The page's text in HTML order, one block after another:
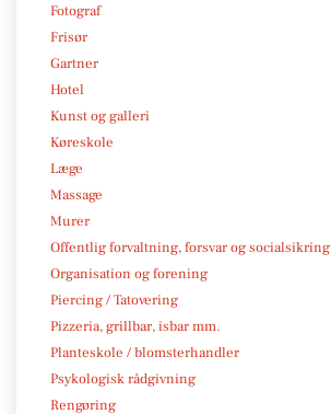
Fotograf
Frisør
Gartner
Hotel
Kunst og galleri
Køreskole
Læge
Massage
Murer
Offentlig forvaltning, forsvar og socialsikring
Organisation og forening
Piercing / Tatovering
Pizzeria, grillbar, isbar mm.
Planteskole / blomsterhandler
Psykologisk rådgivning
Rengøring